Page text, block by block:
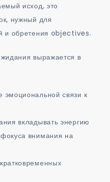
исход, это
нужный для
и обретения objectives.
выражается в
эмоциональной связи к
вкладывать энергию
внимания на